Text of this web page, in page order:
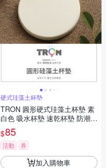
硬式珪藻土杯墊
TRON 圓形硬式珪藻土杯墊 素
白色 吸水杯墊 速乾杯墊 防潮杯
墊
$85
活動 券
加入購物車